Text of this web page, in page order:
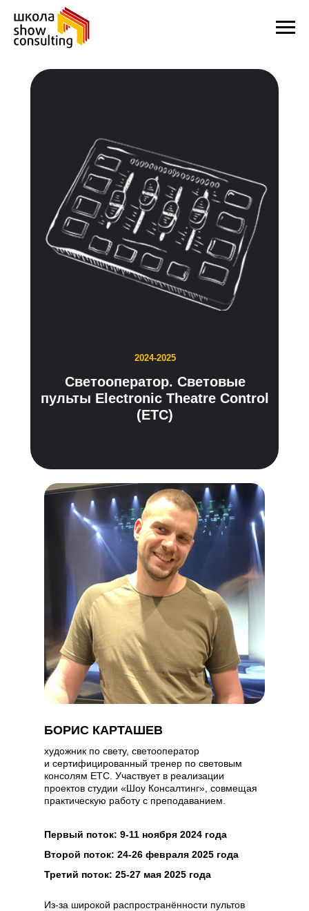
2024-2025
Светооператор. Световые
пульты Electronic Theatre Control
(ETC)
художник по свету, светооператор
и сертифицированный тренер по световым
консолям ETC. Участвует в реализации
проектов студии «Шоу Консалтинг», совмещая
практическую работу с преподаванием.
БОРИС КАРТАШЕВ
Из-за широкой распространённости пультов
Первый поток: 9-11 ноября 2024 года
Второй поток: 24-26 февраля 2025 года
Третий поток: 25-27 мая 2025 года